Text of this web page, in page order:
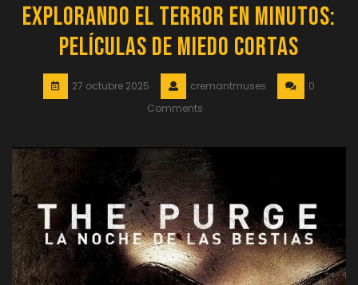
Explorando el Terror en Minutos:
Películas de Miedo Cortas
27 octubre 2025 cremantmuses
0
Comments